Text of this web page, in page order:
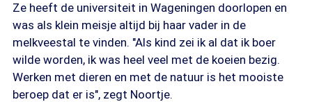
Ze heeft de universiteit in Wageningen doorlopen en
was als klein meisje altijd bij haar vader in de
melkveestal te vinden. "Als kind zei ik al dat ik boer
wilde worden, ik was heel veel met de koeien bezig.
Werken met dieren en met de natuur is het mooiste
beroep dat er is", zegt Noortje.